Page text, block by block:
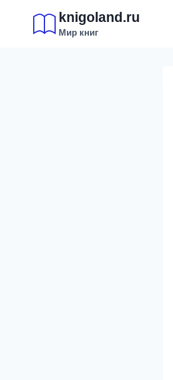
содержимому
knigoland.ru
Мир книг